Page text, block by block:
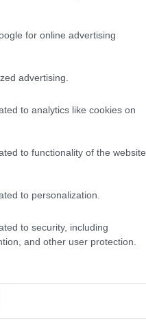
for online advertising
advertising.
to analytics like cookies on
to functionality of the website
to personalization.
to security, including
and other user protection.
chapati.
ugyanaz: a
amíg a széle
népszerű fogásnak
Good Foodcikke
– így